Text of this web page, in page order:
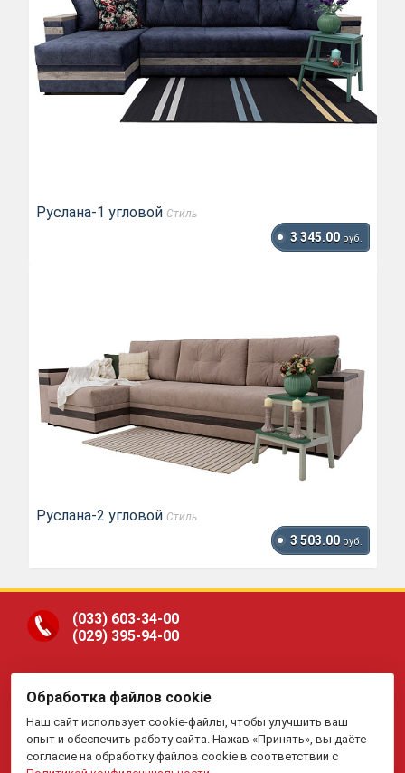
Руслана-1 угловой Стиль
3 345.00 руб.
Руслана-2 угловой Стиль
3 503.00 руб.
(033) 603-34-00
(029) 395-94-00
Платонова, 22-204. В торговом реестре с 19 января 2015 г.
Регистрация №191081534, 05.11.2008, Мингорисполком.
Рассмотрение обращений потребителей, телефон
(017)
395-
70-00,(033)603-34-00,(029)395-94-00 , e-mail:
Обработка файлов cookie
Наш сайт использует cookie-файлы, чтобы улучшить ваш
опыт и обеспечить работу сайта. Нажав «Принять», вы даёте
согласие на обработку файлов cookie в соответствии с